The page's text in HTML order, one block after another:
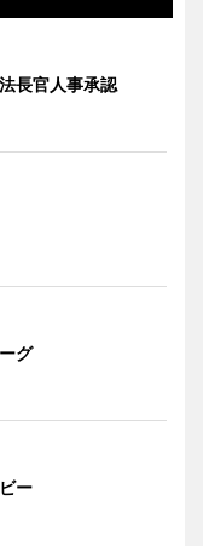
長官人事承認
グ
ー